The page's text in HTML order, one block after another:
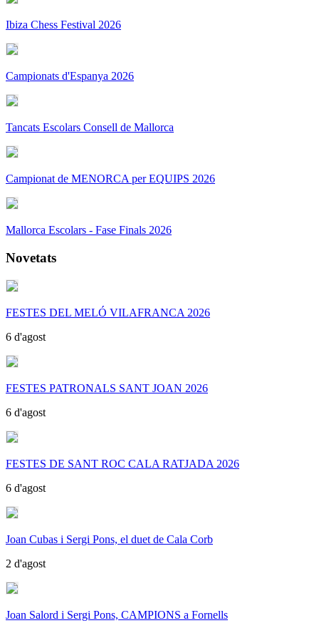
Ibiza Chess Festival 2026
Campionats d'Espanya 2026
Tancats Escolars Consell de Mallorca
Campionat de MENORCA per EQUIPS 2026
Mallorca Escolars - Fase Finals 2026
Novetats
FESTES DEL MELÓ VILAFRANCA 2026
6 d'agost
FESTES PATRONALS SANT JOAN 2026
6 d'agost
FESTES DE SANT ROC CALA RATJADA 2026
6 d'agost
Joan Cubas i Sergi Pons, el duet de Cala Corb
2 d'agost
Joan Salord i Sergi Pons, CAMPIONS a Fornells